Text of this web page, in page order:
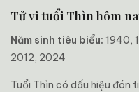
Tử vi tuổi Thìn hôm
Năm sinh tiêu biểu: 1940,
2012, 2024
Tuổi Thìn có dấu hiệu đón